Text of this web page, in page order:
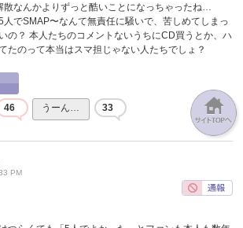
散なんかよりずっと酷いことになっちゃったね…
人でSMAP〜なんて無責任に騒いで、苦しめてしまっ
の？ 本人たちのコメントないうちにCD買うとか、ハ
たのって本当はスマ担じゃない人たちでしょ？
46 うーん… 33
PM